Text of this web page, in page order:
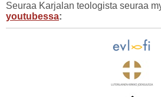
Seuraa Karjalan teologista seuraa
youtubessa: